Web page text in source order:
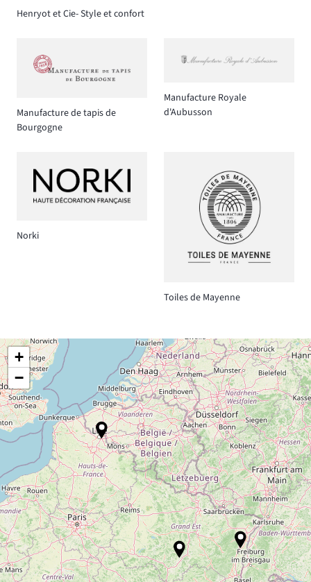
Henryot et Cie- Style et confort
Manufacture de tapis de
Bourgogne
Manufacture Royale
d'Aubusson
Norki
Toiles de Mayenne
+
−